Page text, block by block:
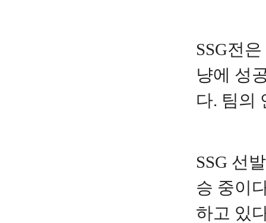
SSG전
냥에 성
다. 팀의
SSG 선
승 중이
하고 있